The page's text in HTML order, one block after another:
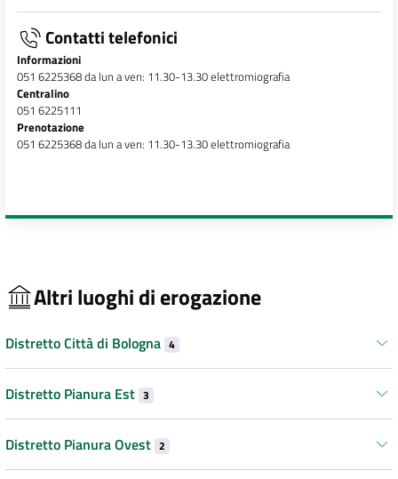
Contatti telefonici
Informazioni
051 6225368 da lun a ven: 11.30-13.30 elettromiografia
Centralino
051 6225111
Prenotazione
051 6225368 da lun a ven: 11.30-13.30 elettromiografia
Altri luoghi di erogazione
Distretto Città di Bologna 4
Distretto Pianura Est 3
Distretto Pianura Ovest 2